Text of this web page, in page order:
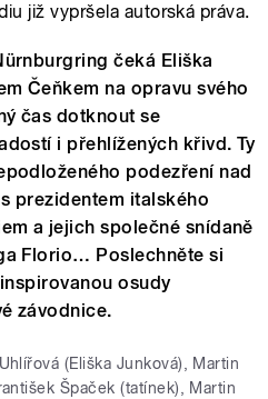
již vypršela autorská práva.
čeká Eliška
Čeňkem na opravu svého
čas dotknout se
i přehlížených křivd. Ty
podezření nad
prezidentem italského
a jejich společné snídaně
Florio… Poslechněte si
osudy
závodnice.
(Eliška Junková), Martin
Špaček (tatínek), Martin